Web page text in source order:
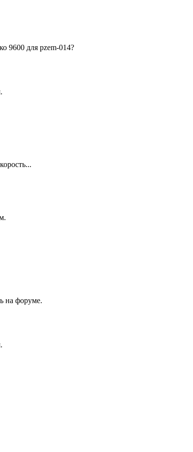
9600 для pzem-014?
на форуме.